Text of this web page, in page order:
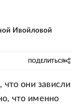
Ивойловой
ПОДЕЛИТЬСЯ
что они зависли
что именно